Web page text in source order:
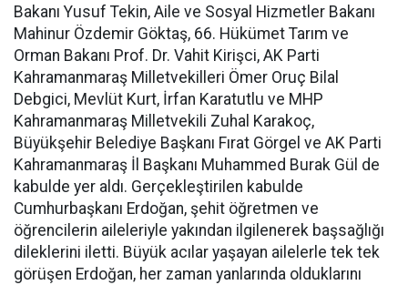
Bakanı Yusuf Tekin, Aile ve Sosyal Hizmetler Bakanı
Mahinur Özdemir Göktaş, 66. Hükümet Tarım ve
Orman Bakanı Prof. Dr. Vahit Kirişci, AK Parti
Kahramanmaraş Milletvekilleri Ömer Oruç Bilal
Debgici, Mevlüt Kurt, İrfan Karatutlu ve MHP
Kahramanmaraş Milletvekili Zuhal Karakoç,
Büyükşehir Belediye Başkanı Fırat Görgel ve AK Parti
Kahramanmaraş İl Başkanı Muhammed Burak Gül de
kabulde yer aldı. Gerçekleştirilen kabulde
Cumhurbaşkanı Erdoğan, şehit öğretmen ve
öğrencilerin aileleriyle yakından ilgilenerek başsağlığı
dileklerini iletti. Büyük acılar yaşayan ailelerle tek tek
görüşen Erdoğan, her zaman yanlarında olduklarını